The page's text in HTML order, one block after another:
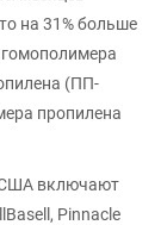
на 31% больше
(ПП-
пропилена
США включают
Pinnacle